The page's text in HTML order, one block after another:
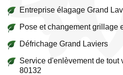
Entreprise élagage Grand
Pose et changement grillage
Défrichage Grand Laviers
Service d'enlèvement de tout
80132